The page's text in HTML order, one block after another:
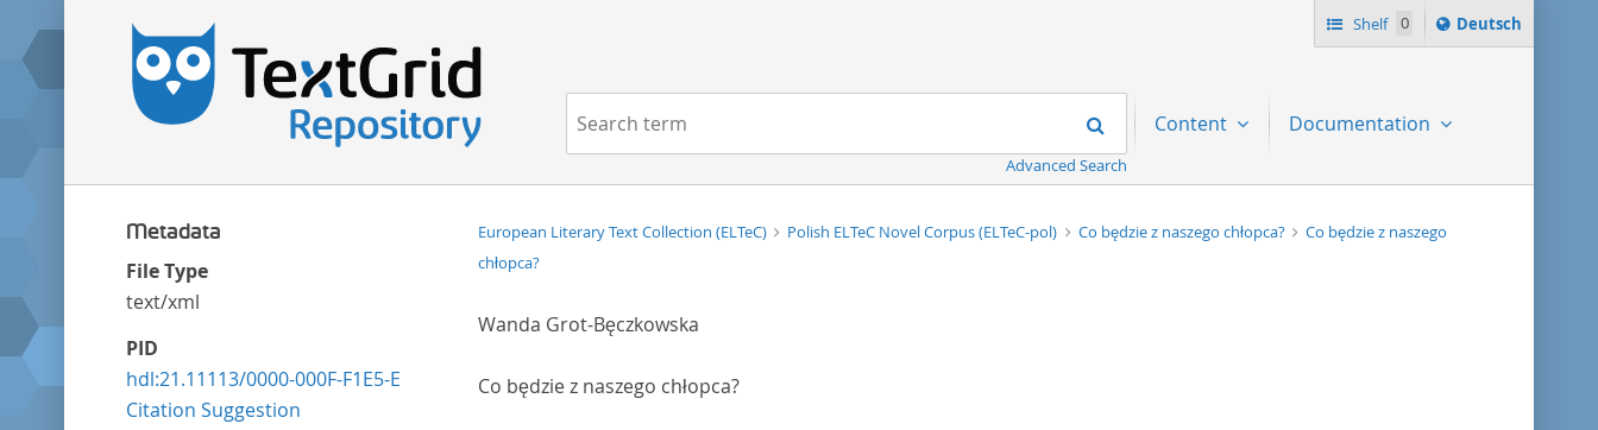
Shelf 0
Sprache
ï¿½ndern
Deutsch
Navigation Search
Advanced Search
Content Documentation
Metadata
File Type
text/xml
PID
hdl:21.11113/0000-000F-F1E5-E
Citation Suggestion
European Literary Text Collection (ELTeC) Polish ELTeC Novel Corpus (ELTeC-pol) Co będzie z naszego chłopca?
Co będzie z naszego
chłopca?
Wanda Grot-Bęczkowska
Co będzie z naszego chłopca?